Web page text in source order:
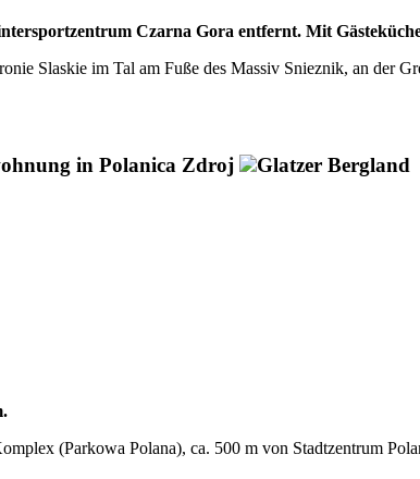
Czarna Gora entfernt. Mit
Slaskie im Tal am Fuße des Massiv Snieznik, an der
in Polanica Zdroj Glatzer Bergland
(Parkowa Polana), ca. 500 m von Stadtzentrum